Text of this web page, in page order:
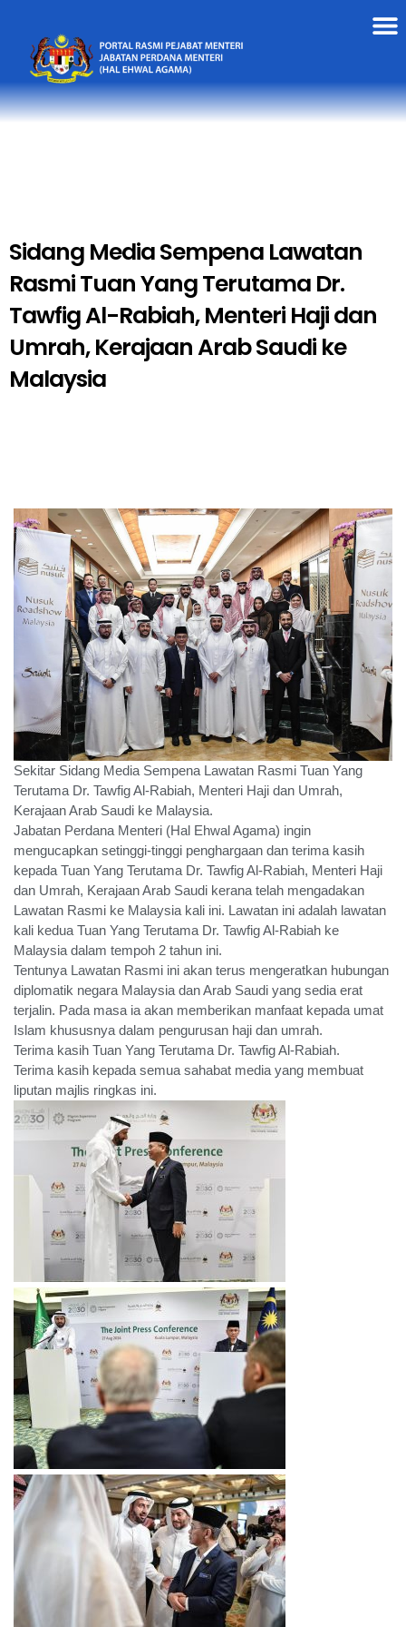
Sidang Media Sempena Lawatan
Rasmi Tuan Yang Terutama Dr.
Tawfig Al-Rabiah, Menteri Haji dan
Umrah, Kerajaan Arab Saudi ke
Malaysia
Sekitar Sidang Media Sempena Lawatan Rasmi Tuan Yang
Terutama Dr. Tawfig Al-Rabiah, Menteri Haji dan Umrah,
Kerajaan Arab Saudi ke Malaysia.
Jabatan Perdana Menteri (Hal Ehwal Agama) ingin
mengucapkan setinggi-tinggi penghargaan dan terima kasih
kepada Tuan Yang Terutama Dr. Tawfig Al-Rabiah, Menteri Haji
dan Umrah, Kerajaan Arab Saudi kerana telah mengadakan
Lawatan Rasmi ke Malaysia kali ini. Lawatan ini adalah lawatan
kali kedua Tuan Yang Terutama Dr. Tawfig Al-Rabiah ke
Malaysia dalam tempoh 2 tahun ini.
Tentunya Lawatan Rasmi ini akan terus mengeratkan hubungan
diplomatik negara Malaysia dan Arab Saudi yang sedia erat
terjalin. Pada masa ia akan memberikan manfaat kepada umat
Islam khususnya dalam pengurusan haji dan umrah.
Terima kasih Tuan Yang Terutama Dr. Tawfig Al-Rabiah.
Terima kasih kepada semua sahabat media yang membuat
liputan majlis ringkas ini.